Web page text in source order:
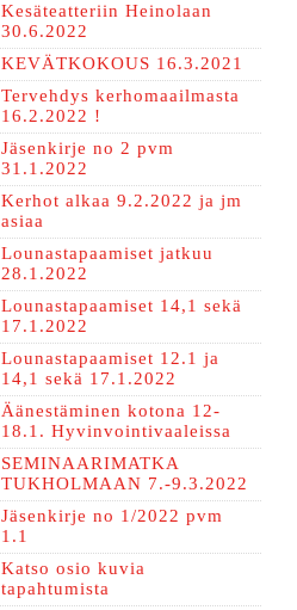
Kesäteatteriin Heinolaan
30.6.2022
KEVÄTKOKOUS 16.3.2021
Tervehdys kerhomaailmasta
16.2.2022 !
Jäsenkirje no 2 pvm
31.1.2022
Kerhot alkaa 9.2.2022 ja jm
asiaa
Lounastapaamiset jatkuu
28.1.2022
Lounastapaamiset 14,1 sekä
17.1.2022
Lounastapaamiset 12.1 ja
14,1 sekä 17.1.2022
Äänestäminen kotona 12-
18.1. Hyvinvointivaaleissa
SEMINAARIMATKA
TUKHOLMAAN 7.-9.3.2022
Jäsenkirje no 1/2022 pvm
1.1
Katso osio kuvia
tapahtumista